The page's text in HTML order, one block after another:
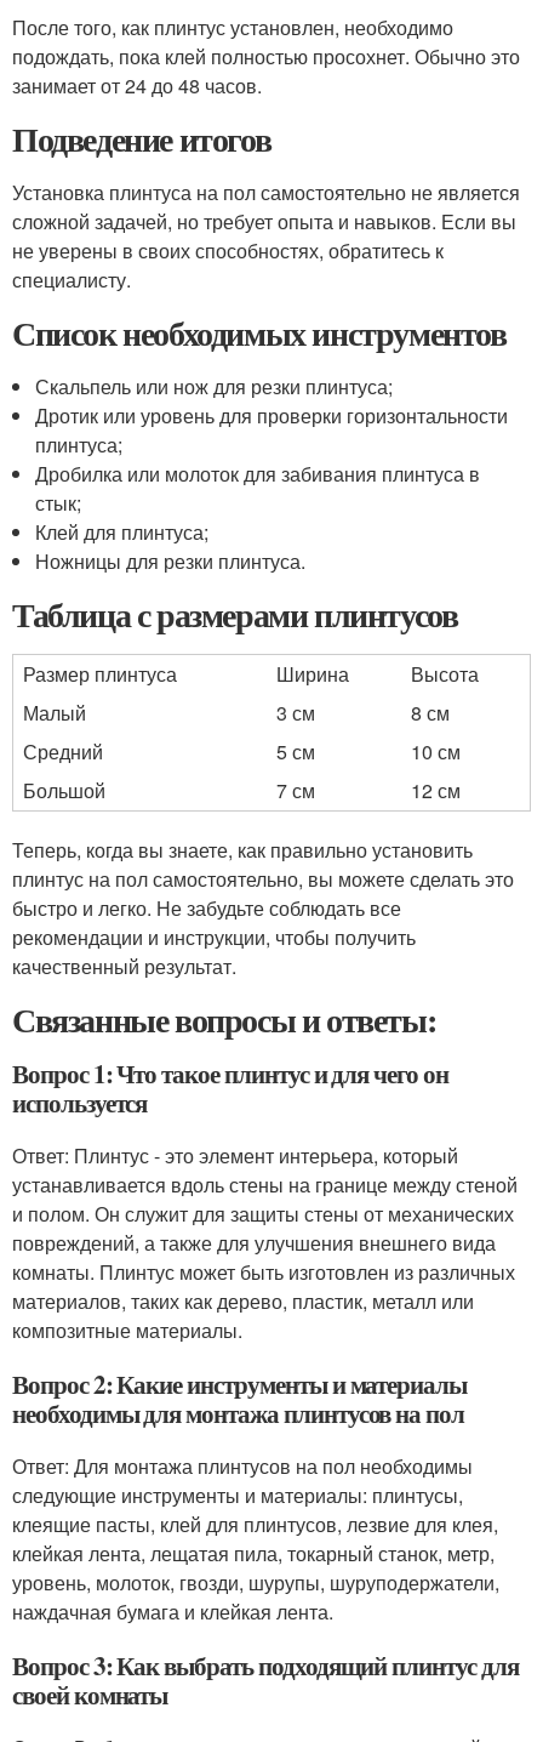
После того, как плинтус установлен, необходимо
подождать, пока клей полностью просохнет. Обычно это
занимает от 24 до 48 часов.
Подведение итогов
Установка плинтуса на пол самостоятельно не является
сложной задачей, но требует опыта и навыков. Если вы
не уверены в своих способностях, обратитесь к
специалисту.
Список необходимых инструментов
Скальпель или нож для резки плинтуса;
Дротик или уровень для проверки горизонтальности
плинтуса;
Дробилка или молоток для забивания плинтуса в
стык;
Клей для плинтуса;
Ножницы для резки плинтуса.
Таблица с размерами плинтусов
Размер плинтуса Ширина
Высота
Малый
3 см
8 см
Средний
5 см
10 см
Большой
7 см 12 см
Теперь, когда вы знаете, как правильно установить
плинтус на пол самостоятельно, вы можете сделать это
быстро и легко. Не забудьте соблюдать все
рекомендации и инструкции, чтобы получить
качественный результат.
Связанные вопросы и ответы:
Вопрос 1: Что такое плинтус и для чего он
используется
Ответ: Плинтус - это элемент интерьера, который
устанавливается вдоль стены на границе между стеной
и полом. Он служит для защиты стены от механических
повреждений, а также для улучшения внешнего вида
комнаты. Плинтус может быть изготовлен из различных
материалов, таких как дерево, пластик, металл или
композитные материалы.
Вопрос 2: Какие инструменты и материалы
необходимы для монтажа плинтусов на пол
Ответ: Для монтажа плинтусов на пол необходимы
следующие инструменты и материалы: плинтусы,
клеящие пасты, клей для плинтусов, лезвие для клея,
клейкая лента, лещатая пила, токарный станок, метр,
уровень, молоток, гвозди, шурупы, шуруподержатели,
наждачная бумага и клейкая лента.
Вопрос 3: Как выбрать подходящий плинтус для
своей комнаты